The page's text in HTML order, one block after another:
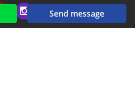
Send message